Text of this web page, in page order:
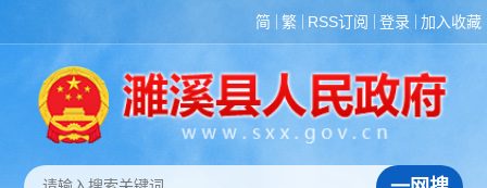
简 繁 RSS订阅 登录 加入收藏